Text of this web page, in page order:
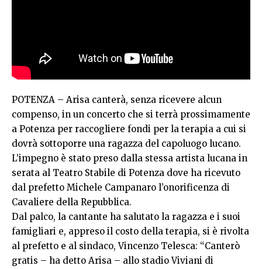
POTENZA – Arisa canterà, senza ricevere alcun
compenso, in un concerto che si terrà prossimamente
a Potenza per raccogliere fondi per la terapia a cui si
dovrà sottoporre una ragazza del capoluogo lucano.
L’impegno è stato preso dalla stessa artista lucana in
serata al Teatro Stabile di Potenza dove ha ricevuto
dal prefetto Michele Campanaro l’onorificenza di
Cavaliere della Repubblica.
Dal palco, la cantante ha salutato la ragazza e i suoi
famigliari e, appreso il costo della terapia, si è rivolta
al prefetto e al sindaco, Vincenzo Telesca: “Canterò
gratis – ha detto Arisa – allo stadio Viviani di